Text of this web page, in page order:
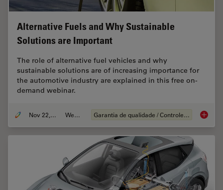
Alternative Fuels and Why Sustainable
Solutions are Important
The role of alternative fuel vehicles and why
sustainable solutions are of increasing importance for
the automotive industry are explained in this free on-
demand webinar.
Nov 22, 2022 Webinar Garantia de qualidade / Controle de qualidade